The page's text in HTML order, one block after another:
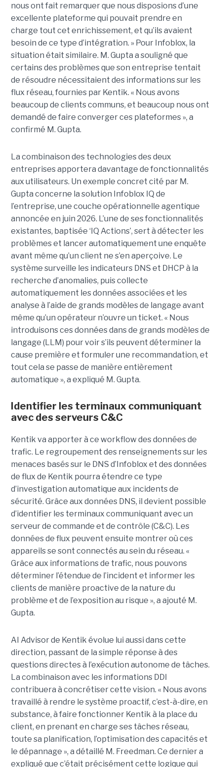
nous ont fait remarquer que nous disposions d’une
excellente plateforme qui pouvait prendre en
charge tout cet enrichissement, et qu’ils avaient
besoin de ce type d’intégration. » Pour Infoblox, la
situation était similaire. M. Gupta a souligné que
certains des problèmes que son entreprise tentait
de résoudre nécessitaient des informations sur les
flux réseau, fournies par Kentik. « Nous avons
beaucoup de clients communs, et beaucoup nous ont
demandé de faire converger ces plateformes », a
confirmé M. Gupta.
La combinaison des technologies des deux
entreprises apportera davantage de fonctionnalités
aux utilisateurs. Un exemple concret cité par M.
Gupta concerne la solution Infoblox IQ de
l’entreprise, une couche opérationnelle agentique
annoncée en juin 2026. L’une de ses fonctionnalités
existantes, baptisée ‘IQ Actions’, sert à détecter les
problèmes et lancer automatiquement une enquête
avant même qu’un client ne s’en aperçoive. Le
système surveille les indicateurs DNS et DHCP à la
recherche d’anomalies, puis collecte
automatiquement les données associées et les
analyse à l’aide de grands modèles de langage avant
même qu’un opérateur n’ouvre un ticket. « Nous
introduisons ces données dans de grands modèles de
langage (LLM) pour voir s’ils peuvent déterminer la
cause première et formuler une recommandation, et
tout cela se passe de manière entièrement
automatique », a expliqué M. Gupta.
Identifier les terminaux communiquant
avec des serveurs C&C
Kentik va apporter à ce workflow des données de
trafic. Le regroupement des renseignements sur les
menaces basés sur le DNS d’Infoblox et des données
de flux de Kentik pourra étendre ce type
d’investigation automatique aux incidents de
sécurité. Grâce aux données DNS, il devient possible
d’identifier les terminaux communiquant avec un
serveur de commande et de contrôle (C&C). Les
données de flux peuvent ensuite montrer où ces
appareils se sont connectés au sein du réseau. «
Grâce aux informations de trafic, nous pouvons
déterminer l’étendue de l’incident et informer les
clients de manière proactive de la nature du
problème et de l’exposition au risque », a ajouté M.
Gupta.
AI Advisor de Kentik évolue lui aussi dans cette
direction, passant de la simple réponse à des
questions directes à l’exécution autonome de tâches.
La combinaison avec les informations DDI
contribuera à concrétiser cette vision. « Nous avons
travaillé à rendre le système proactif, c’est-à-dire, en
substance, à faire fonctionner Kentik à la place du
client, en prenant en charge ses tâches réseau,
toute sa planification, l’optimisation des capacités et
le dépannage », a détaillé M. Freedman. Ce dernier a
expliqué que c’était précisément cette logique qui